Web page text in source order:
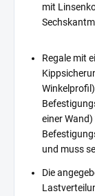
mit
Regale mit
einer
und muss
Die